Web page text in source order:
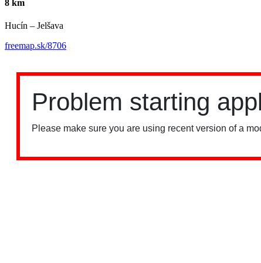
8 km
Hucín – Jelšava
freemap.sk/8706